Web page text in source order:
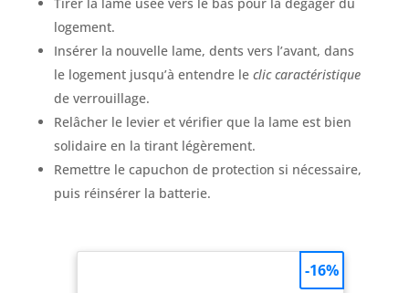
logement.
Insérer la nouvelle lame, dents vers l’avant, dans
le logement jusqu’à entendre le clic caractéristique
de verrouillage.
Relâcher le levier et vérifier que la lame est bien
solidaire en la tirant légèrement.
Remettre le capuchon de protection si nécessaire,
puis réinsérer la batterie.
-16%